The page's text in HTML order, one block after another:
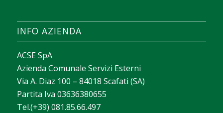
INFO AZIENDA
ACSE SpA
Azienda Comunale Servizi Esterni
Via A. Diaz 100 – 84018 Scafati (SA)
Partita Iva 03636380655
Tel.(+39) 081.85.66.497